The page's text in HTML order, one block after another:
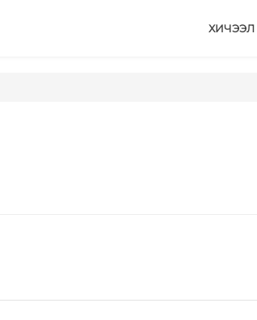
ХИЧЭЭЛ